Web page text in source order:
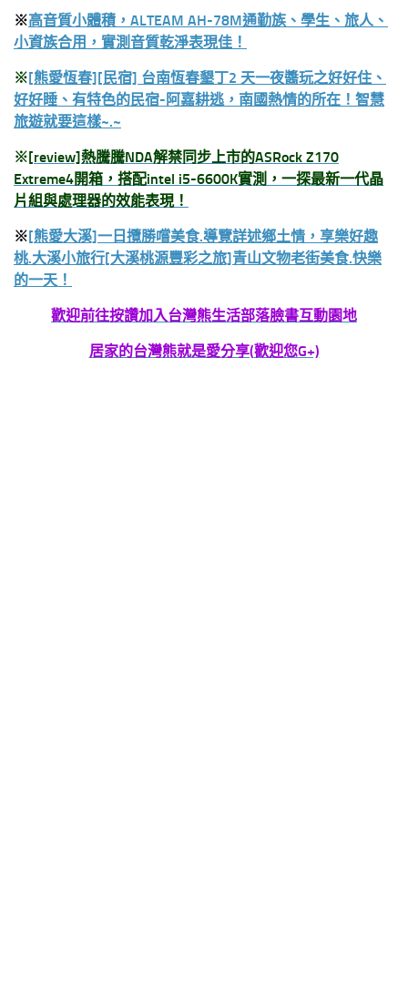
※高音質小體積，ALTEAM AH-78M通勤族、學生、旅人、
小資族合用，實測音質乾淨表現佳！
※[熊愛恆春][民宿] 台南恆春墾丁2 天一夜醬玩之好好住、
好好睡、有特色的民宿-阿嘉耕逃，南國熱情的所在！智慧
旅遊就要這樣~.~
※[review]熱騰騰NDA解禁同步上市的ASRock Z170
Extreme4開箱，搭配intel i5-6600K實測，一探最新一代晶
片組與處理器的效能表現！
※[熊愛大溪]一日攬勝嚐美食.導覽詳述鄉土情，享樂好趣
桃.大溪小旅行[大溪桃源豐彩之旅]青山文物老街美食.快樂
的一天！
歡迎前往按讚加入台灣熊生活部落臉書互動園地
居家的台灣熊就是愛分享(歡迎您G+)